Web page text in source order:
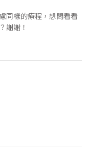
同樣的療程，想問看看
謝謝！